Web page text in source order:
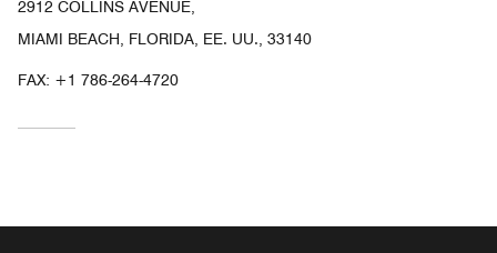
2912 COLLINS AVENUE,
MIAMI BEACH, FLORIDA, EE. UU., 33140
FAX: +1 786-264-4720